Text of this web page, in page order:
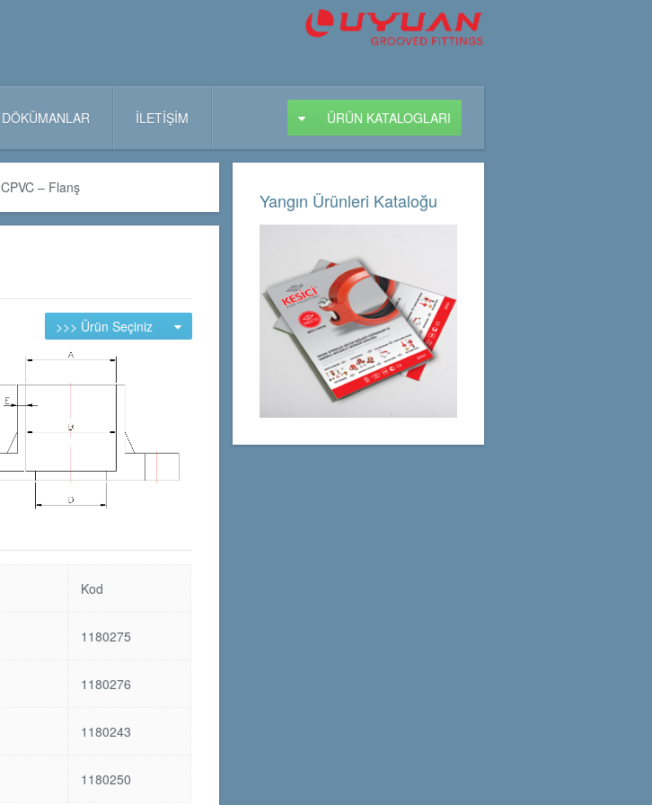
DÖKÜMANLAR İLETİŞİM ÜRÜN KATALOGLARI
CPVC – Flanş
>>> Ürün Seçiniz
Kod
1180275
1180276
1180243
1180250
Yangın Ürünleri Kataloğu